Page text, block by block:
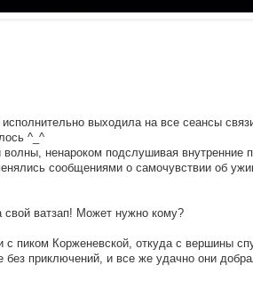
выходила на все сеансы
^_^
ненароком подслушивая внутренние
сообщениями о самочувствии об
ватзап! Может нужно кому?
пиком Корженевской, откуда с вершины
приключений, и все же удачно они